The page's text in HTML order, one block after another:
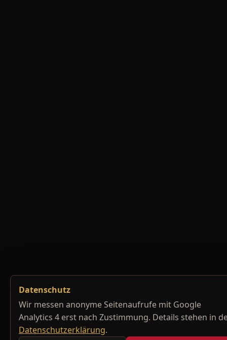
Datenschutz
Wir messen anonyme Seitenaufrufe mit Google
Analytics 4 erst nach Zustimmung. Details stehen in
Datenschutzerklärung.